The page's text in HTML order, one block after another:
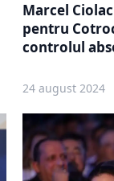
Marcel
pentru
controlul
24 august 2024